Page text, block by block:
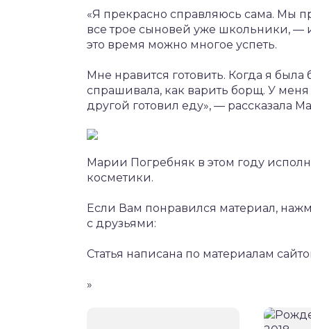
«Я прекрасно справляюсь сама. Мы
все трое сыновей уже школьники, —
это время можно многое успеть.
Мне нравится готовить. Когда я
спрашивала, как варить борщ. У
другой готовил еду», — рассказала
Марии Погребняк в этом году
косметики.
Если Вам понравился материал,
с друзьями:
Статья написана по материалам
»